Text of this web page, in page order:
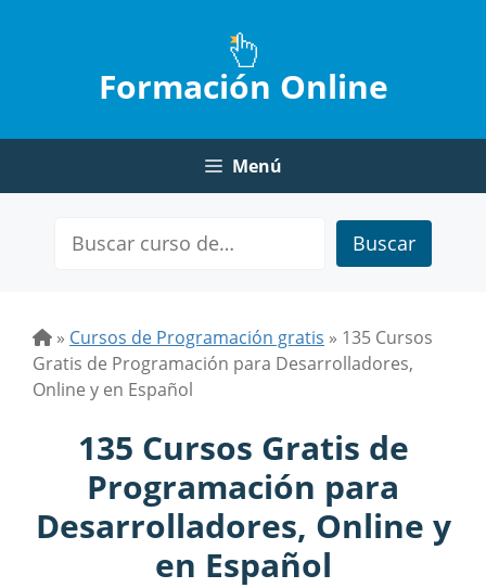
Formación Online
Menú
Buscar
» Cursos de Programación gratis » 135 Cursos
Gratis de Programación para Desarrolladores,
Online y en Español
135 Cursos Gratis de
Programación para
Desarrolladores, Online y
en Español